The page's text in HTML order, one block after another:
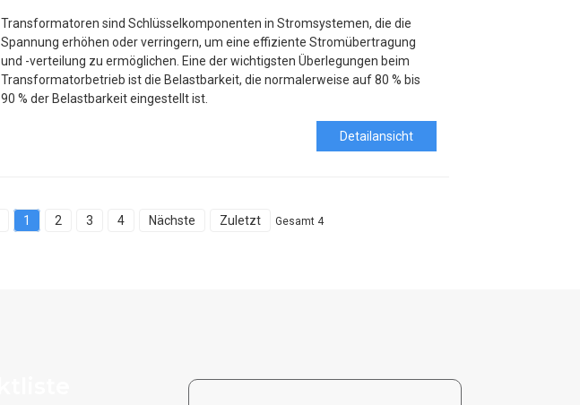
Transformatoren sind Schlüsselkomponenten in Stromsystemen, die die
Spannung erhöhen oder verringern, um eine effiziente Stromübertragung
und -verteilung zu ermöglichen. Eine der wichtigsten Überlegungen beim
Transformatorbetrieb ist die Belastbarkeit, die normalerweise auf 80 % bis
90 % der Belastbarkeit eingestellt ist.
Detailansicht
1 2 3 4 Nächste Zuletzt Gesamt 4